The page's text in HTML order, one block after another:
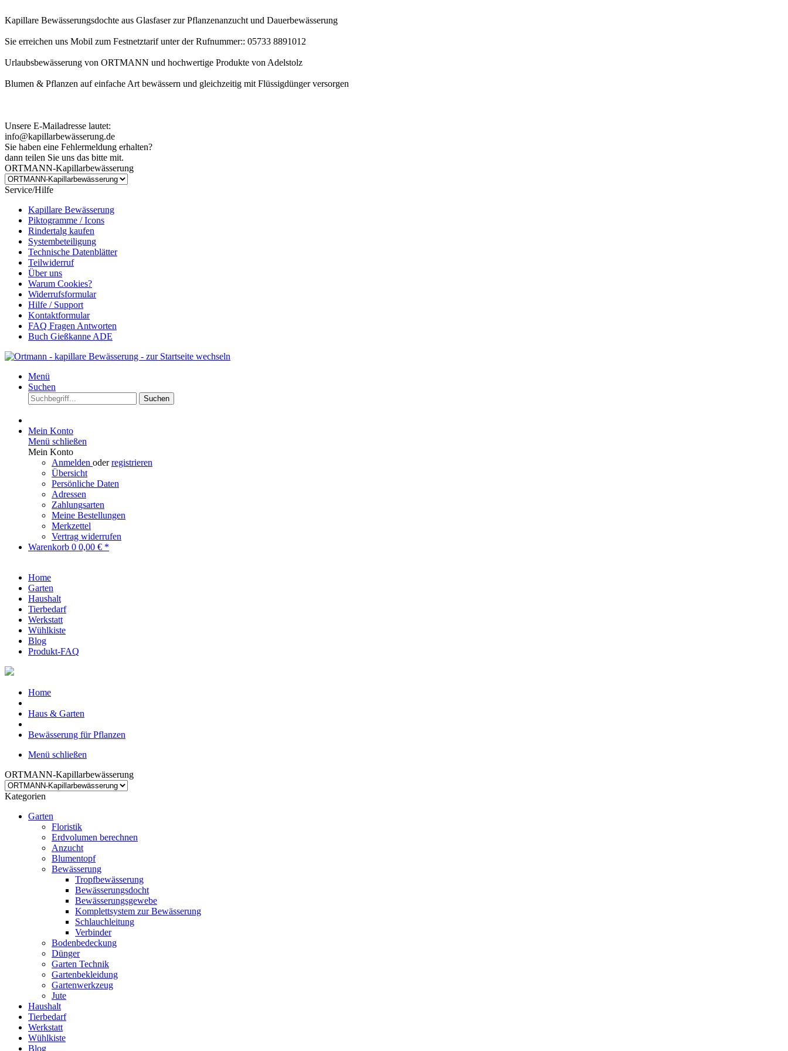
Kapillare Bewässerungsdochte aus Glasfaser zur Pflanzenanzucht und Dauerbewässerung
Sie erreichen uns Mobil zum Festnetztarif unter der Rufnummer:: 05733 8891012
Urlaubsbewässerung von ORTMANN und hochwertige Produkte von Adelstolz
Blumen & Pflanzen auf einfache Art bewässern und gleichzeitig mit Flüssigdünger versorgen
Unsere E-Mailadresse lautet:
info@kapillarbewässerung.de
Sie haben eine Fehlermeldung erhalten?
dann teilen Sie uns das bitte mit.
ORTMANN-Kapillarbewässerung
Service/Hilfe
Kapillare Bewässerung
Piktogramme / Icons
Rindertalg kaufen
Systembeteiligung
Technische Datenblätter
Teilwiderruf
Über uns
Warum Cookies?
Widerrufsformular
Hilfe / Support
Kontaktformular
FAQ Fragen Antworten
Buch Gießkanne ADE
Menü
Suchen
Suchen
Mein Konto
Menü schließen
Mein Konto
Anmelden oderregistrieren
Übersicht
Persönliche Daten
Adressen
Zahlungsarten
Meine Bestellungen
Merkzettel
Vertrag widerrufen
Warenkorb 0 0,00 € *
Home
Garten
Haushalt
Tierbedarf
Werkstatt
Wühlkiste
Blog
Produkt-FAQ
Home
Haus & Garten
Bewässerung für Pflanzen
Menü schließen
ORTMANN-Kapillarbewässerung
Kategorien
Garten
Floristik
Erdvolumen berechnen
Anzucht
Blumentopf
Bewässerung
Tropfbewässerung
Bewässerungsdocht
Bewässerungsgewebe
Komplettsystem zur Bewässerung
Schlauchleitung
Verbinder
Bodenbedeckung
Dünger
Garten Technik
Gartenbekleidung
Gartenwerkzeug
Jute
Haushalt
Tierbedarf
Werkstatt
Wühlkiste
Blog